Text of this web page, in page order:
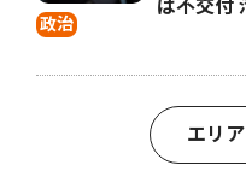
政治
は不交付
エリ